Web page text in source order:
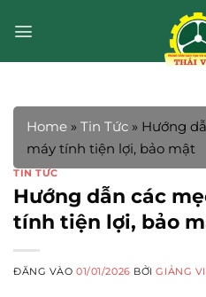
qua
Home » Tin Tức » Hướng
máy tính tiện lợi, bảo mật
TIN TỨC
Hướng dẫn các
tính tiện lợi, bảo
ĐĂNG VÀO01/01/2026 BỞIGIẢNG